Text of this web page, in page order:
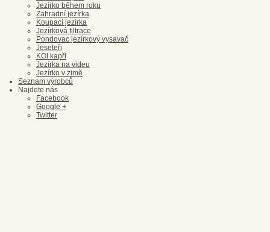
Jezírko během roku
Zahradní jezírka
Koupací jezírka
Jezírková filtrace
Pondovac jezírkový vysavač
Jeseteři
KOI kapři
Jezírka na videu
Jezírko v zimě
Seznam výrobců
Najdete nás
Facebook
Google +
Twitter